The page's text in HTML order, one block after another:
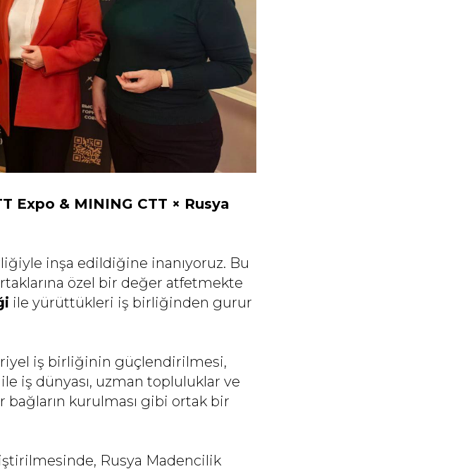
Expo & MINING CTT × Rusya
inşa edildiğine inanıyoruz. Bu
özel bir değer atfetmekte
ile yürüttükleri iş birliğinden gurur
iş birliğinin güçlendirilmesi,
iş dünyası, uzman topluluklar ve
kurulması gibi ortak bir
Rusya Madencilik